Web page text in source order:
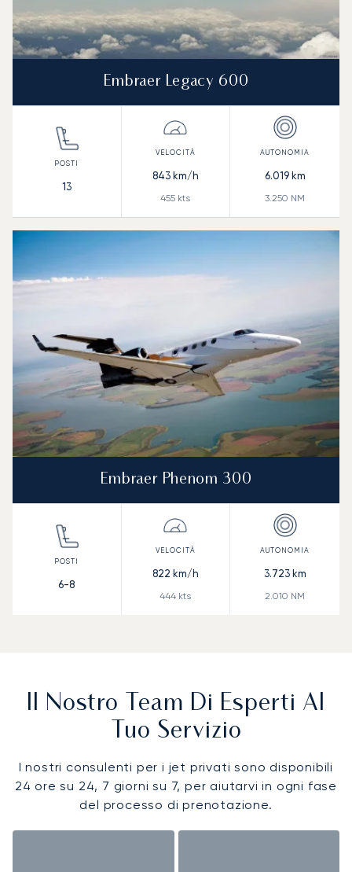
Embraer Legacy 600
13
843km/h
455 kts
6.019km
3.250 NM
Embraer Phenom 300
6-8
822 km/h
444 kts
3.723km
2.010 NM
Il Nostro Team Di Esperti Al
Tuo Servizio
I nostri consulenti per i jet privati sono disponibili
24 ore su 24, 7 giorni su 7, per aiutarvi in ogni fase
del processo di prenotazione.